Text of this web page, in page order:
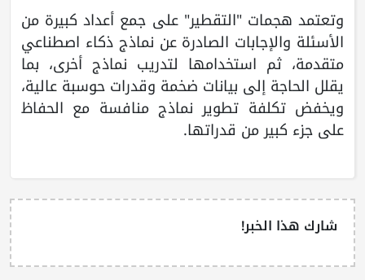
وتعتمد هجمات "التقطير" على جمع أعداد كبيرة من
الأسئلة والإجابات الصادرة عن نماذج ذكاء اصطناعي
متقدمة، ثم استخدامها لتدريب نماذج أخرى، بما
يقلل الحاجة إلى بيانات ضخمة وقدرات حوسبة عالية،
ويخفض تكلفة تطوير نماذج منافسة مع الحفاظ
على جزء كبير من قدراتها.
شارك هذا الخبر!